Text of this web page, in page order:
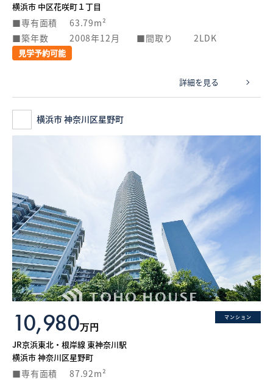
横浜市 中区花咲町１丁目
専有面積
63.79m²
築年数
2008年12月 間取り 2LDK
見学予約可能
詳細を見る
横浜市 神奈川区星野町
マンション
10,980万円
JR京浜東北・根岸線 東神奈川駅
横浜市 神奈川区星野町
専有面積
87.92m²